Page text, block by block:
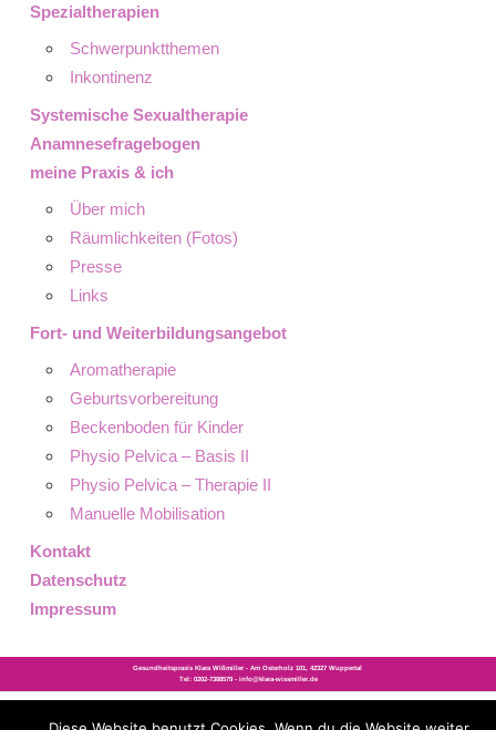
Spezialtherapien
Schwerpunktthemen
Inkontinenz
Systemische Sexualtherapie
Anamnesefragebogen
meine Praxis & ich
Über mich
Räumlichkeiten (Fotos)
Presse
Links
Fort- und Weiterbildungsangebot
Aromatherapie
Geburtsvorbereitung
Beckenboden für Kinder
Physio Pelvica – Basis II
Physio Pelvica – Therapie II
Manuelle Mobilisation
Kontakt
Datenschutz
Impressum